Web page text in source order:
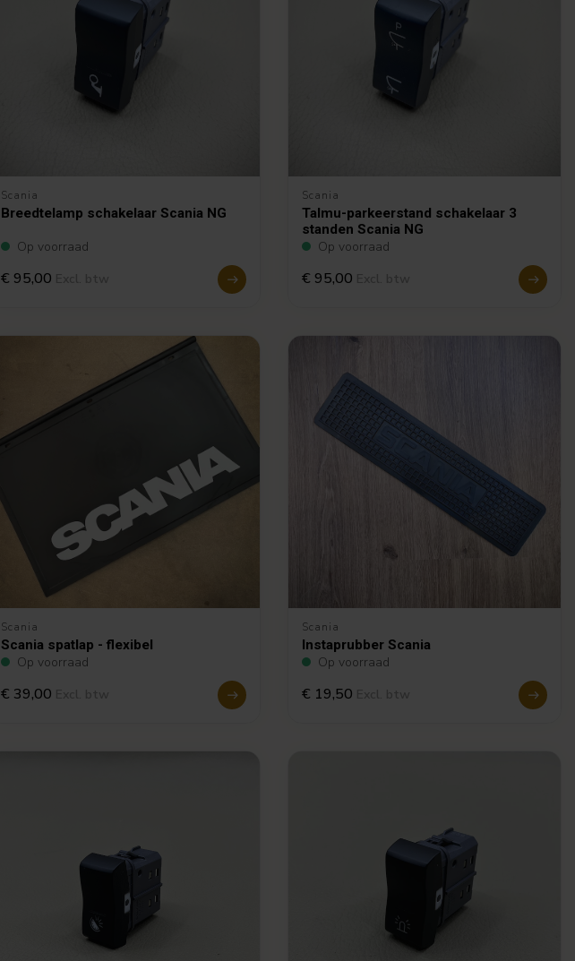
Scania
Breedtelamp schakelaar Scania NG
Op voorraad
€ 95,00
Scania
Talmu-parkeerstand schakelaar 3
standen Scania NG
Op voorraad
€ 95,00
Scania
Scania spatlap - flexibel
Op voorraad
€ 39,00
Scania
Instaprubber Scania
Op voorraad
€ 19,50